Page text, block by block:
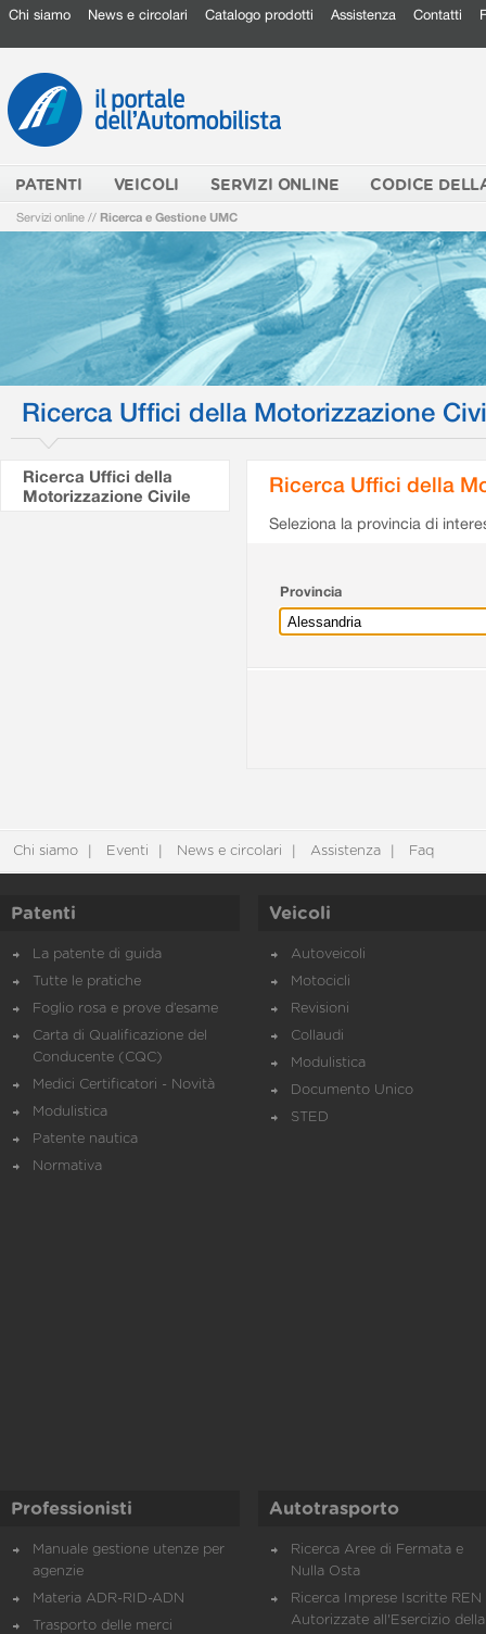
Chi siamo News e circolari Catalogo prodotti Assistenza Contatti
PATENTI VEICOLI SERVIZI ONLINE CODICE
Servizi online // Ricerca e Gestione UMC
Ricerca Uffici della Motorizzazione
Ricerca Uffici della
Motorizzazione Civile
Ricerca Uffici della
Seleziona la provincia di
Provincia
Chi siamo Eventi News e circolari Assistenza Faq
Patenti
La patente di guida
Tutte le pratiche
Foglio rosa e prove d’esame
Carta di Qualificazione del
Conducente (CQC)
Medici Certificatori - Novità
Modulistica
Patente nautica
Normativa
Veicoli
Autoveicoli
Motocicli
Revisioni
Collaudi
Modulistica
Documento Unico
STED
Professionisti
Manuale gestione utenze per
agenzie
Materia ADR-RID-ADN
Trasporto delle merci
Autotrasporto
Ricerca Aree di Fermata e
Nulla Osta
Ricerca Imprese Iscritte REN
Autorizzate all'Esercizio della